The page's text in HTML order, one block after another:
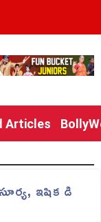
Articles
ఇషిక డి